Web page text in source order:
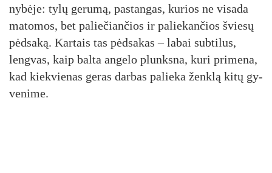
ny­bė­je: ty­lų ge­ru­mą, pa­stan­gas, ku­rios ne vi­sa­da
ma­to­mos, bet pa­lie­čian­čios ir pa­lie­kan­čios švie­sų
pėd­sa­ką. Kar­tais tas pėd­sa­kas – la­bai su­bti­lus,
leng­vas, kaip bal­ta an­ge­lo plunks­na, ku­ri pri­me­na,
kad kiek­vie­nas ge­ras dar­bas pa­lie­ka ženk­lą ki­tų gy­
ve­ni­me.